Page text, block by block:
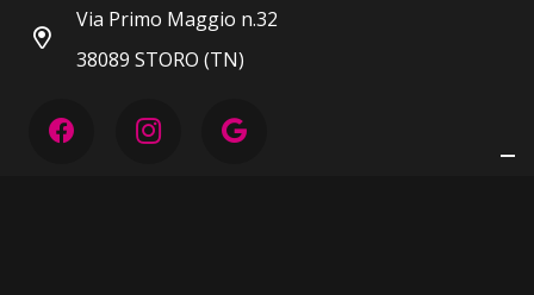
Via Primo Maggio n.32
38089 STORO (TN)